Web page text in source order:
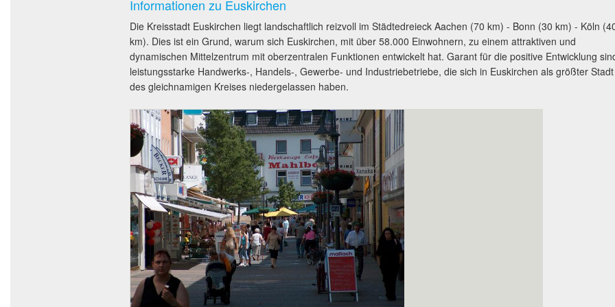
Informationen zu Euskirchen
Die Kreisstadt Euskirchen liegt landschaftlich reizvoll im Städtedreieck Aachen (70 km) - Bonn (30 km) - Köln
km). Dies ist ein Grund, warum sich Euskirchen, mit über 58.000 Einwohnern, zu einem attraktiven und
dynamischen Mittelzentrum mit oberzentralen Funktionen entwickelt hat. Garant für die positive Entwicklung
leistungsstarke Handwerks-, Handels-, Gewerbe- und Industriebetriebe, die sich in Euskirchen als größter Stadt
des gleichnamigen Kreises niedergelassen haben.
Alter Markt, Euskirchen